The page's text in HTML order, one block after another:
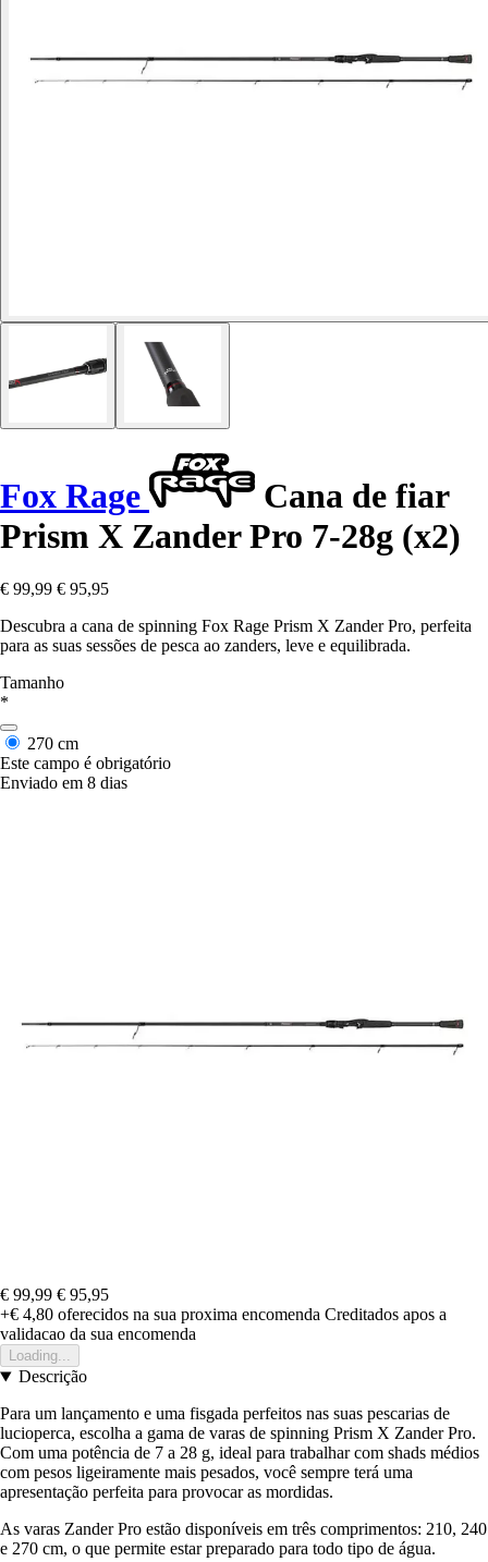
Fox Rage
Cana de fiar
Prism X Zander Pro 7-28g (x2)
€ 99,99 € 95,95
Descubra a cana de spinning Fox Rage Prism X Zander Pro, perfeita
para as suas sessões de pesca ao zanders, leve e equilibrada.
Tamanho
*
270 cm
Este campo é obrigatório
Enviado em 8 dias
€ 99,99 € 95,95
+€ 4,80 oferecidos na sua proxima encomenda Creditados apos a
validacao da sua encomenda
Loading...
Descrição
Para um lançamento e uma fisgada perfeitos nas suas pescarias de
lucioperca, escolha a gama de varas de spinning Prism X Zander Pro.
Com uma potência de 7 a 28 g, ideal para trabalhar com shads médios
com pesos ligeiramente mais pesados, você sempre terá uma
apresentação perfeita para provocar as mordidas.
As varas Zander Pro estão disponíveis em três comprimentos: 210, 240
e 270 cm, o que permite estar preparado para todo tipo de água.